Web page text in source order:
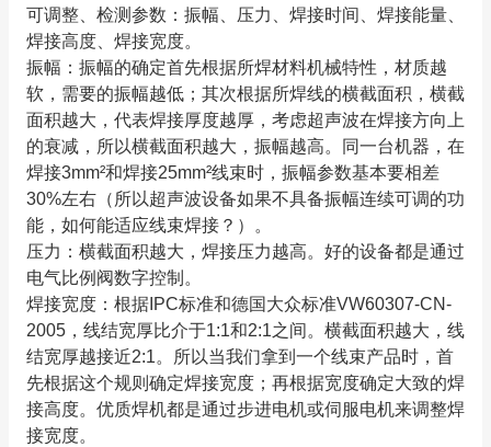
可调整、检测参数：振幅、压力、焊接时间、焊接能量、
焊接高度、焊接宽度。
振幅：振幅的确定首先根据所焊材料机械特性，材质越
软，需要的振幅越低；其次根据所焊线的横截面积，横截
面积越大，代表焊接厚度越厚，考虑超声波在焊接方向上
的衰减，所以横截面积越大，振幅越高。同一台机器，在
焊接3mm²和焊接25mm²线束时，振幅参数基本要相差
30%左右（所以超声波设备如果不具备振幅连续可调的功
能，如何能适应线束焊接？）。
压力：横截面积越大，焊接压力越高。好的设备都是通过
电气比例阀数字控制。
焊接宽度：根据IPC标准和德国大众标准VW60307-CN-
2005，线结宽厚比介于1:1和2:1之间。横截面积越大，线
结宽厚越接近2:1。所以当我们拿到一个线束产品时，首
先根据这个规则确定焊接宽度；再根据宽度确定大致的焊
接高度。优质焊机都是通过步进电机或伺服电机来调整焊
接宽度。